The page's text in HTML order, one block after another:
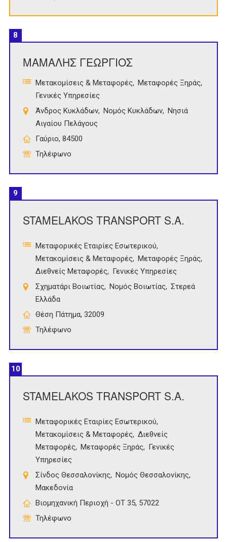
8
ΜΑΜΑΛΗΣ ΓΕΩΡΓΙΟΣ
Μετακομίσεις & Μεταφορές
Μεταφορές Ξηράς
Γενικές Υπηρεσίες
Άνδρος Κυκλάδων
Νομός Κυκλάδων
Νησιά
Αιγαίου Πελάγους
Γαύριο, 84500
Τηλέφωνο
9
STAMELAKOS TRANSPORT S.A.
Μεταφορικές Εταιρίες Εσωτερικού
Μετακομίσεις & Μεταφορές
Μεταφορές Ξηράς
Διεθνείς Μεταφορές
Γενικές Υπηρεσίες
Σχηματάρι Βοιωτίας
Νομός Βοιωτίας
Στερεά
Ελλάδα
Θέση Πάτημα, 32009
Τηλέφωνο
10
STAMELAKOS TRANSPORT S.A.
Μεταφορικές Εταιρίες Εσωτερικού
Μετακομίσεις & Μεταφορές
Διεθνείς
Μεταφορές
Μεταφορές Ξηράς
Γενικές
Υπηρεσίες
Σίνδος Θεσσαλονίκης
Νομός Θεσσαλονίκης
Μακεδονία
Βιομηχανική Περιοχή - ΟΤ 35, 57022
Τηλέφωνο